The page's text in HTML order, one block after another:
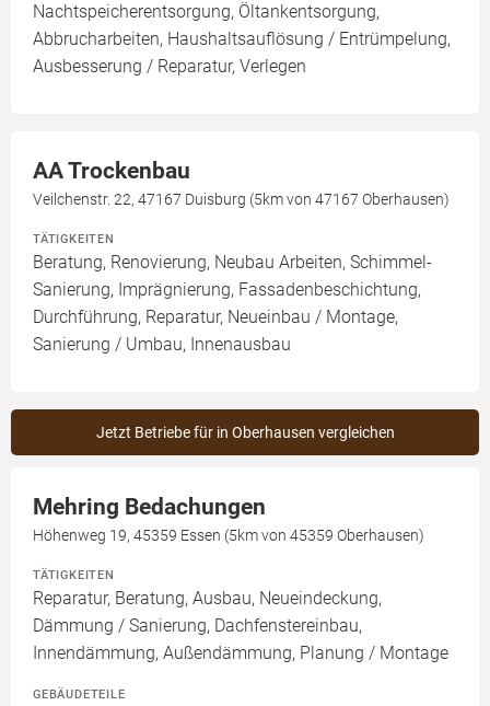
Nachtspeicherentsorgung, Öltankentsorgung,
Abbrucharbeiten, Haushaltsauflösung / Entrümpelung,
Ausbesserung / Reparatur, Verlegen
AA Trockenbau
Veilchenstr. 22, 47167 Duisburg (5km von 47167 Oberhausen)
TÄTIGKEITEN
Beratung, Renovierung, Neubau Arbeiten, Schimmel-
Sanierung, Imprägnierung, Fassadenbeschichtung,
Durchführung, Reparatur, Neueinbau / Montage,
Sanierung / Umbau, Innenausbau
Jetzt Betriebe für in Oberhausen vergleichen
Mehring Bedachungen
Höhenweg 19, 45359 Essen (5km von 45359 Oberhausen)
TÄTIGKEITEN
Reparatur, Beratung, Ausbau, Neueindeckung,
Dämmung / Sanierung, Dachfenstereinbau,
Innendämmung, Außendämmung, Planung / Montage
GEBÄUDETEILE